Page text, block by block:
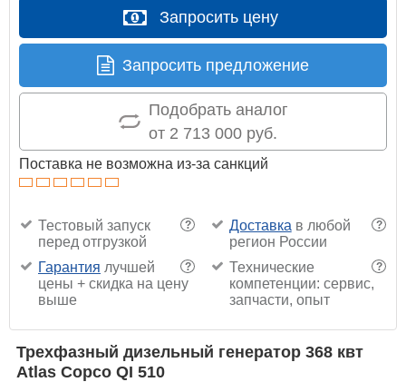
Запросить цену
Запросить предложение
Подобрать аналог
от 2 713 000 руб.
Поставка не возможна из-за санкций
?
Тестовый запуск
перед отгрузкой
?
Доставка в любой
регион России
?
Гарантия лучшей
цены + скидка на цену
выше
?
Технические
компетенции: сервис,
запчасти, опыт
Трехфазный дизельный генератор 368 квт
Atlas Copco QI 510